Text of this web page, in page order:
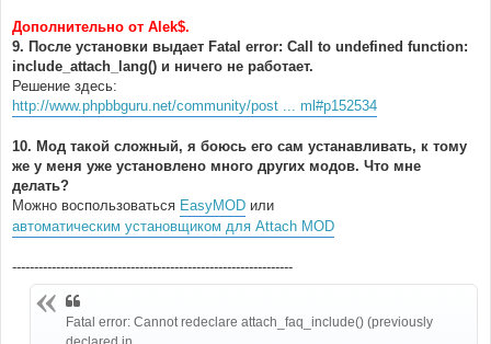
Дополнительно от Alek$.
9. После установки выдает Fatal error: Call to undefined function:
include_attach_lang() и ничего не работает.
Решение здесь:
http://www.phpbbguru.net/community/post ... ml#p152534
10. Мод такой сложный, я боюсь его сам устанавливать, к тому
же у меня уже установлено много других модов. Что мне
делать?
Можно воспользоваться EasyMOD или
автоматическим установщиком для Attach MOD
----------------------------------------------------------------
Fatal error: Cannot redeclare attach_faq_include() (previously